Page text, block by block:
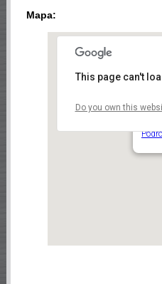
Mapa:
This page can't
Do you own this